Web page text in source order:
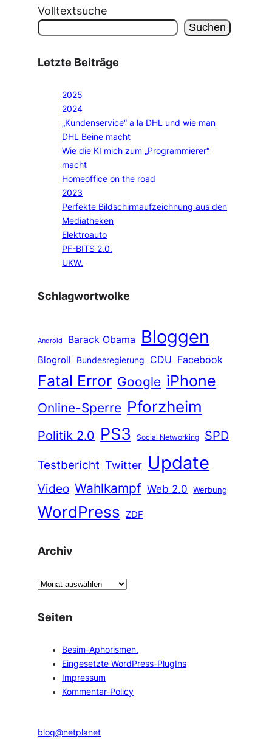
Volltextsuche
Suchen
Letzte Beiträge
2025
2024
„Kundenservice“ a la DHL und wie man
DHL Beine macht
Wie die KI mich zum „Programmierer“
macht
Homeoffice on the road
2023
Perfekte Bildschirmaufzeichnung aus den
Mediatheken
Elektroauto
PF-BITS 2.0.
UKW.
Schlagwortwolke
Android Barack Obama Bloggen
Blogroll Bundesregierung CDU Facebook
Fatal Error Google iPhone
Online-Sperre Pforzheim
Politik 2.0 PS3 Social Networking
SPD
Testbericht Twitter Update
Video Wahlkampf Web 2.0 Werbung
WordPress ZDF
Archiv
A
c
h
Seiten
Besim-Aphorismen.
Eingesetzte WordPress-PlugIns
Impressum
Kommentar-Policy
blog@netplanet